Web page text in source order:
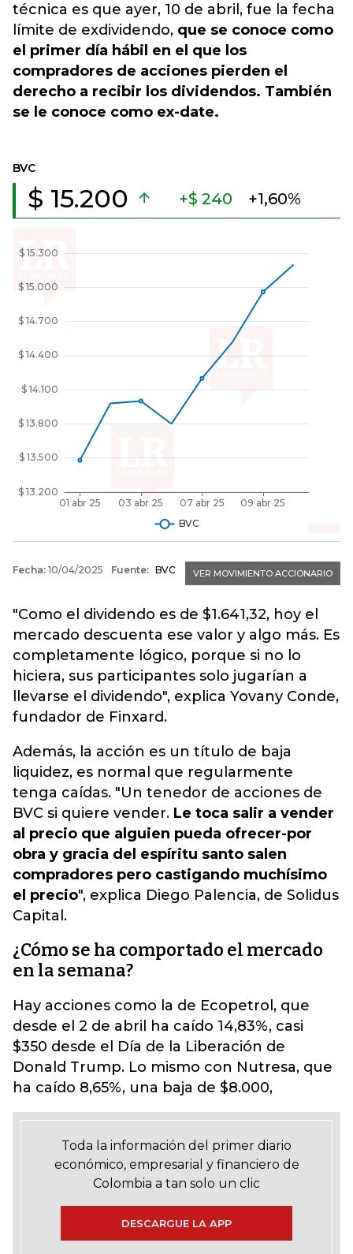
técnica es que ayer, 10 de abril, fue la fecha
límite de exdividendo, que se conoce como
el primer día hábil en el que los
compradores de acciones pierden el
derecho a recibir los dividendos. También
se le conoce como ex-date.
"Como el dividendo es de $1.641,32, hoy el
mercado descuenta ese valor y algo más. Es
completamente lógico, porque si no lo
hiciera, sus participantes solo jugarían a
llevarse el dividendo", explica Yovany Conde,
fundador de Finxard.
Además, la acción es un título de baja
liquidez, es normal que regularmente
tenga caídas. "Un tenedor de acciones de
BVC si quiere vender. Le toca salir a vender
al precio que alguien pueda ofrecer-por
obra y gracia del espíritu santo salen
compradores pero castigando muchísimo
el precio", explica Diego Palencia, de Solidus
Capital.
¿Cómo se ha comportado el mercado
en la semana?
Hay acciones como la de Ecopetrol, que
desde el 2 de abril ha caído 14,83%, casi
$350 desde el Día de la Liberación de
Donald Trump. Lo mismo con Nutresa, que
ha caído 8,65%, una baja de $8.000,
Toda la información del primer diario
económico, empresarial y financiero de
Colombia a tan solo un clic
DESCARGUE LA APP